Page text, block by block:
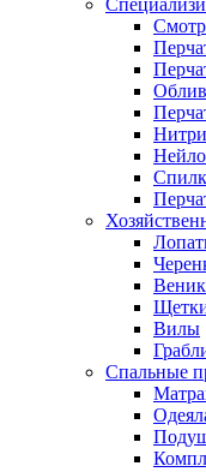
Вилы
Спальные